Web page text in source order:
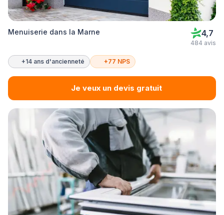
Menuiserie dans la Marne 4,7
484 avis
+14 ans d'ancienneté +77 NPS
Je veux un devis gratuit